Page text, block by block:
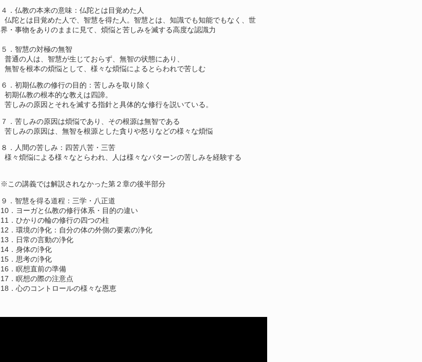
４．仏教の本来の意味：仏陀とは目覚めた人
仏陀とは目覚めた人で、智慧を得た人。智慧とは、知識でも知能でもなく、世
界・事物をありのままに見て、煩悩と苦しみを滅する高度な認識力
５．智慧の対極の無智
普通の人は、智慧が生じておらず、無智の状態にあり、
無智を根本の煩悩として、様々な煩悩によるとらわれで苦しむ
６．初期仏教の修行の目的：苦しみを取り除く
初期仏教の根本的な教えは四諦。
苦しみの原因とそれを滅する指針と具体的な修行を説いている。
７．苦しみの原因は煩悩であり、その根源は無智である
苦しみの原因は、無智を根源とした貪りや怒りなどの様々な煩悩
８．人間の苦しみ：四苦八苦・三苦
様々煩悩による様々なとらわれ、人は様々なパターンの苦しみを経験する
※この講義では解説されなかった第２章の後半部分
９．智慧を得る道程：三学・八正道
10．ヨーガと仏教の修行体系・目的の違い
11．ひかりの輪の修行の四つの柱
12．環境の浄化：自分の体の外側の要素の浄化
13．日常の言動の浄化
14．身体の浄化
15．思考の浄化
16．瞑想直前の準備
17．瞑想の際の注意点
18．心のコントロールの様々な恩恵